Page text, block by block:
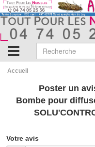
Accueil
Poster un
Bombe pour
Votre avis